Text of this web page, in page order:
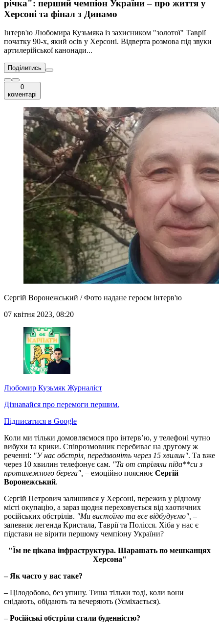
річка": перший чемпіон України – про життя у
Херсоні та фінал з Динамо
Інтерв'ю Любомира Кузьмяка із захисником "золотої" Таврії
початку 90-х, який осів у Херсоні. Відверта розмова під звуки
артилерійської канонади...
Поділитись
0
коментарі
Сергій Воронежський / Фото надане героєм інтерв'ю
07 квітня 2023, 08:20
Любомир Кузьмяк Журналіст
Дізнавайся про перемоги першим.
Підписатися в Google
Коли ми тільки домовляємося про інтерв’ю, у телефоні чутно
вибухи та крики. Співрозмовник перебиває на другому ж
реченні: "У нас обстріл, передзвоніть через 15 хвилин". Та вже
через 10 хвилин телефонує сам. "Та от стріляли піда**си з
протилежного берега", – емоційно пояснює Сергій
Воронежський.
Сергій Петрович залишився у Херсоні, пережив у рідному
місті окупацію, а зараз щодня переховується від хаотичних
російських обстрілів. "Ми вистоїмо та все відбудуємо", –
запевняє легенда Кристала, Таврії та Полісся. Хіба у нас є
підстави не вірити першому чемпіону України?
"Їм не цікава інфраструктура. Шарашать по мешканцях
Херсона"
– Як часто у вас таке?
– Цілодобово, без упину. Тиша тільки тоді, коли вони
снідають, обідають та вечеряють (Усміхається).
– Російські обстріли стали буденністю?